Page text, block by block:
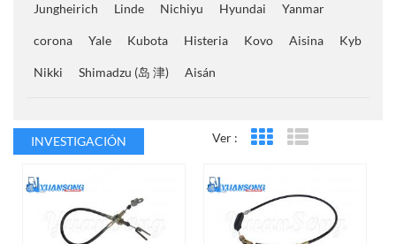
Jungheirich Linde Nichiyu Hyundai Yanmar
corona Yale Kubota Histeria Kovo Aisina Kyb
Nikki Shimadzu (岛 津) Aisán
INVESTIGACIÓN Ver : Vista en cuadrícula